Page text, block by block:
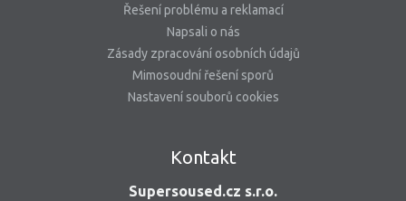
Řešení problému a reklamací
Napsali o nás
Zásady zpracování osobních údajů
Mimosoudní řešení sporů
Nastavení souborů cookies
Kontakt
Supersoused.cz s.r.o.